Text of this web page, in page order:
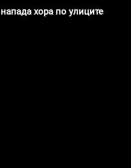
хора по улиците: